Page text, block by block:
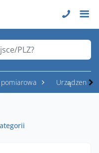
PLZ?
Urządzenia